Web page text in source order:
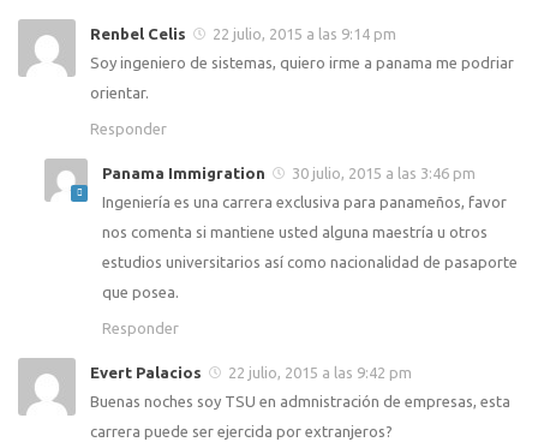
Renbel Celis
22 julio, 2015 a las 9:14 pm
Soy ingeniero de sistemas, quiero irme a panama me podriar
orientar.
Responder
Panama Immigration
30 julio, 2015 a las 3:46 pm
Ingeniería es una carrera exclusiva para panameños, favor
nos comenta si mantiene usted alguna maestría u otros
estudios universitarios así como nacionalidad de pasaporte
que posea.
Responder
Evert Palacios
22 julio, 2015 a las 9:42 pm
Buenas noches soy TSU en admnistración de empresas, esta
carrera puede ser ejercida por extranjeros?